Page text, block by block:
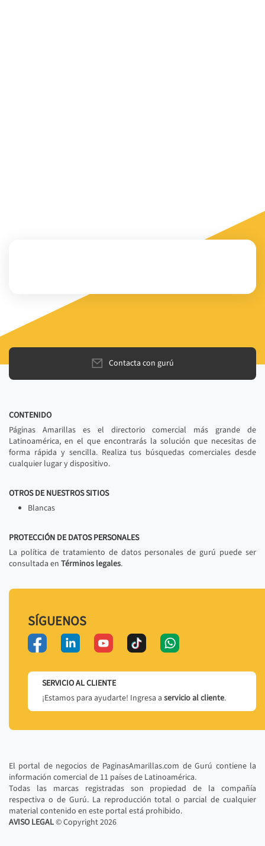
Contacta con gurú
CONTENIDO
Páginas Amarillas es el directorio comercial más grande de
Latinoamérica, en el que encontrarás la solución que necesitas de
forma rápida y sencilla. Realiza tus búsquedas comerciales desde
cualquier lugar y dispositivo.
OTROS DE NUESTROS SITIOS
Blancas
PROTECCIÓN DE DATOS PERSONALES
La política de tratamiento de datos personales de gurú puede ser
consultada en Términos legales.
SÍGUENOS
SERVICIO AL CLIENTE
¡Estamos para ayudarte! Ingresa a servicio al cliente.
El portal de negocios de PaginasAmarillas.com de Gurú contiene la
información comercial de 11 países de Latinoamérica.
Todas las marcas registradas son propiedad de la compañía
respectiva o de Gurú. La reproducción total o parcial de cualquier
material contenido en este portal está prohibido.
AVISO LEGAL© Copyright2026